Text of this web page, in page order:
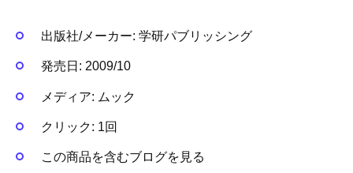
出版社/メーカー: 学研パブリッシング
発売日: 2009/10
メディア: ムック
クリック: 1回
この商品を含むブログを見る